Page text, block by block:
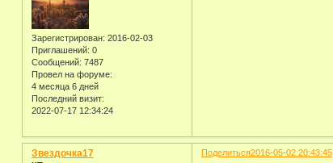
Зарегистрирован: 2016-02-03
Приглашений: 0
Сообщений: 7487
Провел на форуме:
4 месяца 6 дней
Последний визит:
2022-07-17 12:34:24
Поделиться2016-05-02 20:43:45
Звездочка17